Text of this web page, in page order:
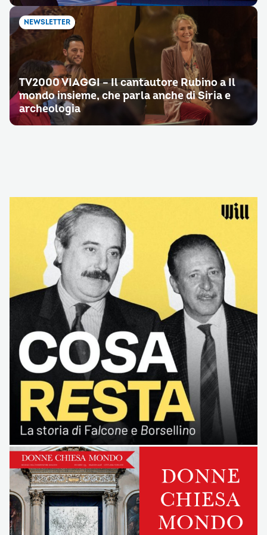
NEWSLETTER
TV2000 VIAGGI – Il cantautore Rubino a Il
mondo insieme, che parla anche di Siria e
archeologia